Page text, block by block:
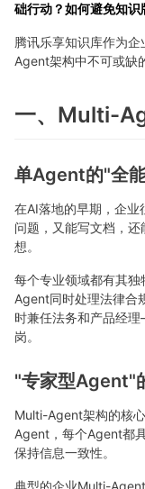
础行动？如何避免知识
腾讯乐享知识库作为
Agent架构中不可或缺
一、Multi-
单Agent的"全
在AI落地的早期，企
问题，又能写文档，
想。
每个专业领域都有其
Agent同时处理法律合
时兼任法务和产品经
岗。
"专家型Agent"
Multi-Agent架构的核
Agent，每个Agent都
保持信息一致性。
典型的企业Multi-